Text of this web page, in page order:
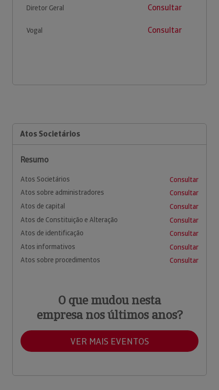
Diretor Geral Consultar
Vogal Consultar
Atos Societários
Resumo
Atos Societários
Consultar
Atos sobre administradores
Consultar
Atos de capital
Consultar
Atos de Constituição e Alteração
Consultar
Atos de identificação
Consultar
Atos informativos
Consultar
Atos sobre procedimentos
Consultar
O que mudou nesta
empresa nos últimos anos?
VER MAIS EVENTOS